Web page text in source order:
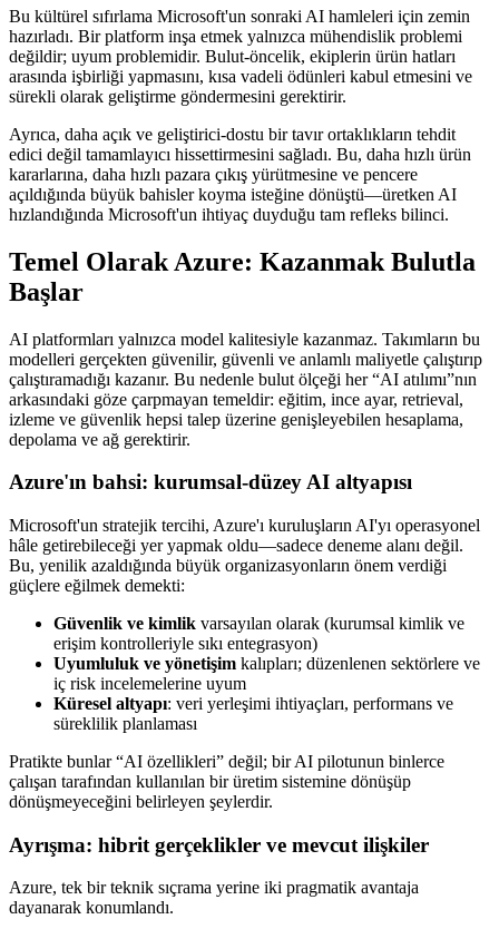
Bu kültürel sıfırlama Microsoft'un sonraki AI hamleleri için zemin
hazırladı. Bir platform inşa etmek yalnızca mühendislik problemi
değildir; uyum problemidir. Bulut-öncelik, ekiplerin ürün hatları
arasında işbirliği yapmasını, kısa vadeli ödünleri kabul etmesini ve
sürekli olarak geliştirme göndermesini gerektirir.
Ayrıca, daha açık ve geliştirici-dostu bir tavır ortaklıkların tehdit
edici değil tamamlayıcı hissettirmesini sağladı. Bu, daha hızlı ürün
kararlarına, daha hızlı pazara çıkış yürütmesine ve pencere
açıldığında büyük bahisler koyma isteğine dönüştü—üretken AI
hızlandığında Microsoft'un ihtiyaç duyduğu tam refleks bilinci.
Temel Olarak Azure: Kazanmak Bulutla
Başlar
AI platformları yalnızca model kalitesiyle kazanmaz. Takımların bu
modelleri gerçekten güvenilir, güvenli ve anlamlı maliyetle çalıştırıp
çalıştıramadığı kazanır. Bu nedenle bulut ölçeği her “AI atılımı”nın
arkasındaki göze çarpmayan temeldir: eğitim, ince ayar, retrieval,
izleme ve güvenlik hepsi talep üzerine genişleyebilen hesaplama,
depolama ve ağ gerektirir.
Azure'ın bahsi: kurumsal-düzey AI altyapısı
Microsoft'un stratejik tercihi, Azure'ı kuruluşların AI'yı operasyonel
hâle getirebileceği yer yapmak oldu—sadece deneme alanı değil.
Bu, yenilik azaldığında büyük organizasyonların önem verdiği
güçlere eğilmek demekti:
Güvenlik ve kimlik varsayılan olarak (kurumsal kimlik ve
erişim kontrolleriyle sıkı entegrasyon)
Uyumluluk ve yönetişim kalıpları; düzenlenen sektörlere ve
iç risk incelemelerine uyum
Küresel altyapı: veri yerleşimi ihtiyaçları, performans ve
süreklilik planlaması
Pratikte bunlar “AI özellikleri” değil; bir AI pilotunun binlerce
çalışan tarafından kullanılan bir üretim sistemine dönüşüp
dönüşmeyeceğini belirleyen şeylerdir.
Ayrışma: hibrit gerçeklikler ve mevcut ilişkiler
Azure, tek bir teknik sıçrama yerine iki pragmatik avantaja
dayanarak konumlandı.